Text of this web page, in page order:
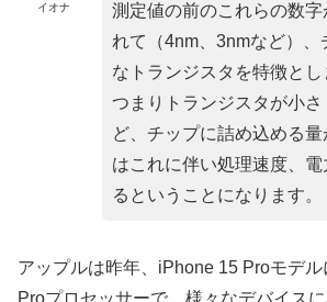
イオナ
測定値の前のこれらの数
れて（4nm、3nmなど）、
なトランジスタを特徴とし
つまりトランジスタが小さ
ど、チップに詰め込める
はこれに伴い処理速度、
るということになります。
アップルは昨年、iPhone 15 Proモデ